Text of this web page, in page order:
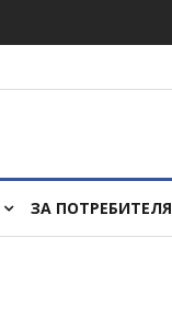
ЗА ПОТРЕБИТЕЛЯ